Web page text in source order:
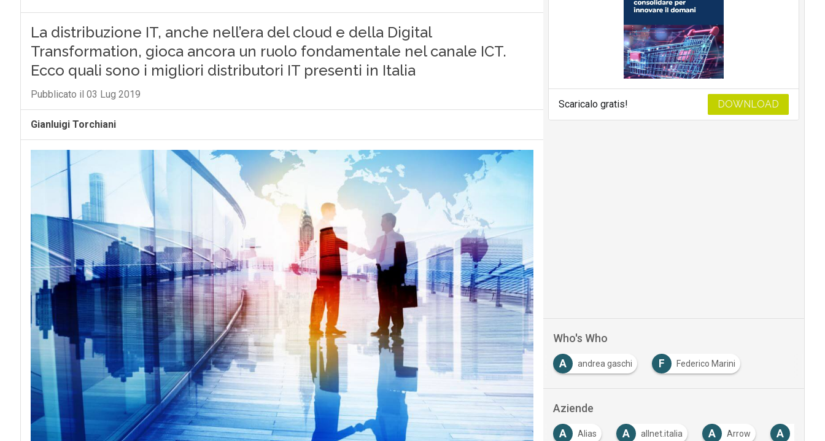
La distribuzione IT, anche nell’era del cloud e della Digital
Transformation, gioca ancora un ruolo fondamentale nel canale ICT.
Ecco quali sono i migliori distributori IT presenti in Italia
Pubblicato il 03 Lug 2019
Gianluigi Torchiani
Scaricalo gratis! DOWNLOAD
Who's Who
A andrea gaschi F Federico Marini
Aziende
A Achab A Alias A allnet.italia A Arrow A